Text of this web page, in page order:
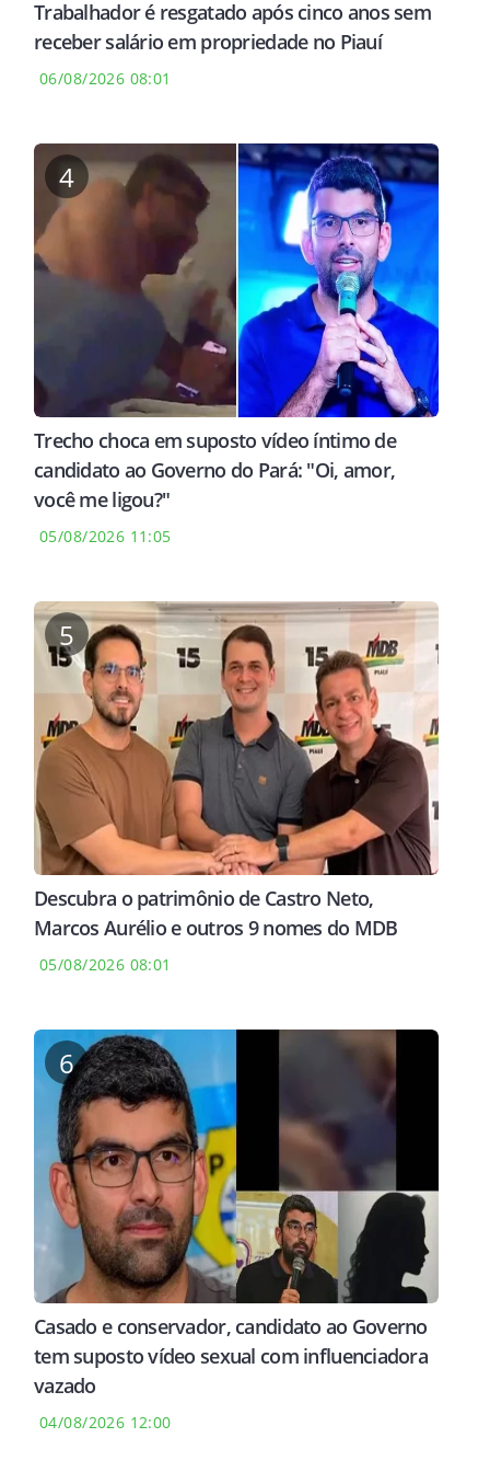
Infantino
apoio de
pressão no
Quanto Vinicius Júnior pediu
para renovar com o Real
Madrid? Salário milionário
trava acordo
Trabalhador é resgatado após cinco anos sem
receber salário em propriedade no Piauí
06/08/2026 08:01
4
Trecho choca em suposto vídeo íntimo de
candidato ao Governo do Pará: "Oi, amor,
você me ligou?"
05/08/2026 11:05
5
Descubra o patrimônio de Castro Neto,
Marcos Aurélio e outros 9 nomes do MDB
05/08/2026 08:01
6
Casado e conservador, candidato ao Governo
tem suposto vídeo sexual com influenciadora
vazado
04/08/2026 12:00